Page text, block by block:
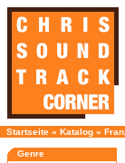
Startseite » Katalog »
Genre